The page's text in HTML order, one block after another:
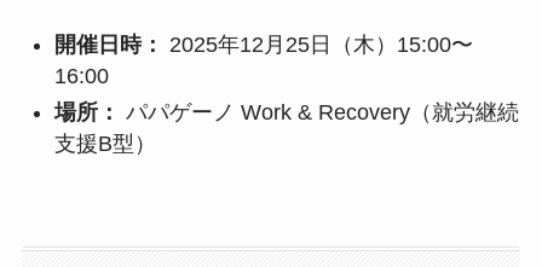
開催日時：
2025年12月25日（木）15:00〜
16:00
場所： パパゲーノ Work & Recovery（就労継続
支援B型）